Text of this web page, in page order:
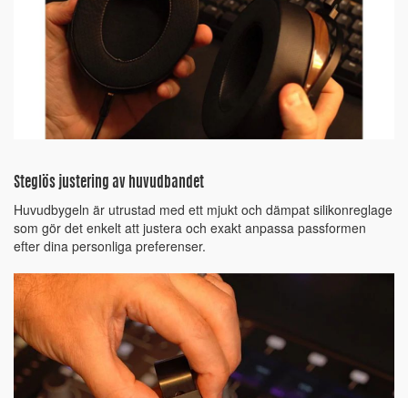
Steglös justering av huvudbandet
Huvudbygeln är utrustad med ett mjukt och dämpat silikonreglage
som gör det enkelt att justera och exakt anpassa passformen
efter dina personliga preferenser.